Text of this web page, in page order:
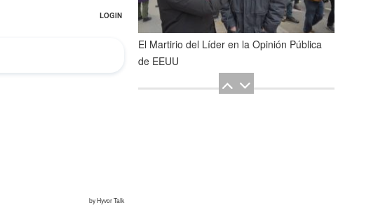
El Martirio del Líder en la Opinión Pública
de EEUU